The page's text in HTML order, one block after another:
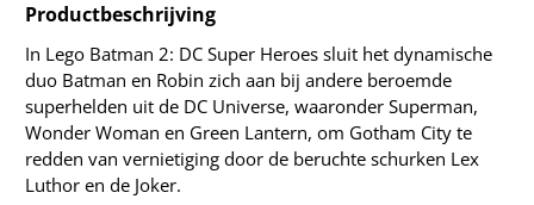
Productbeschrijving
In Lego Batman 2: DC Super Heroes sluit het dynamische
duo Batman en Robin zich aan bij andere beroemde
superhelden uit de DC Universe, waaronder Superman,
Wonder Woman en Green Lantern, om Gotham City te
redden van vernietiging door de beruchte schurken Lex
Luthor en de Joker.